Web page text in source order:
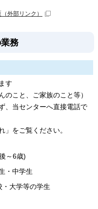
（外部リンク）
務
す
こと、ご家族のこと等）
、当センターへ直接電話で
」をご覧ください。
～6歳)
・中学生
大学等の学生